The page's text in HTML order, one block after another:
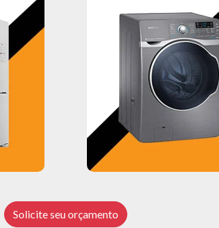
Solicite seu orçamento